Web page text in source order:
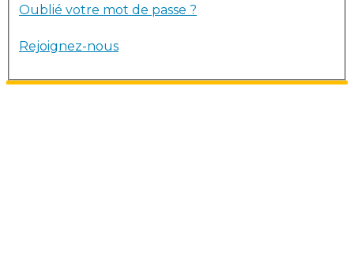
Oublié votre mot de passe ?
Rejoignez-nous